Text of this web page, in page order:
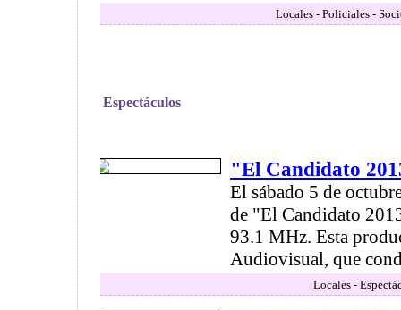
Locales - Policiales -
Espectáculos
"El Candidato
El sábado 5 de
de "El Candidato
93.1 MHz. Esta
Audiovisual, que
Locales -